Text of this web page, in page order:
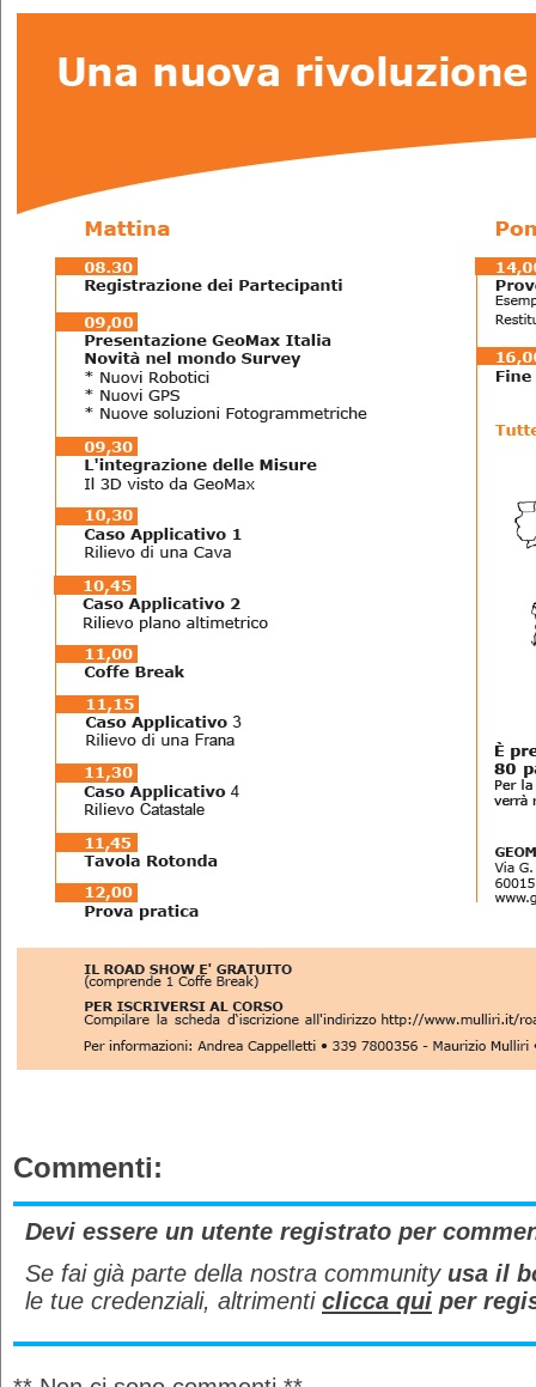
Commenti:
Devi essere un utente registrato per
Se fai già parte della nostra community usa il
le tue credenziali, altrimenti clicca qui per